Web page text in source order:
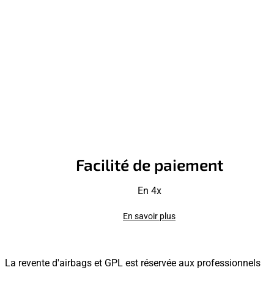
Facilité de paiement
En 4x
En savoir plus
La revente d'airbags et GPL est réservée aux professionnels